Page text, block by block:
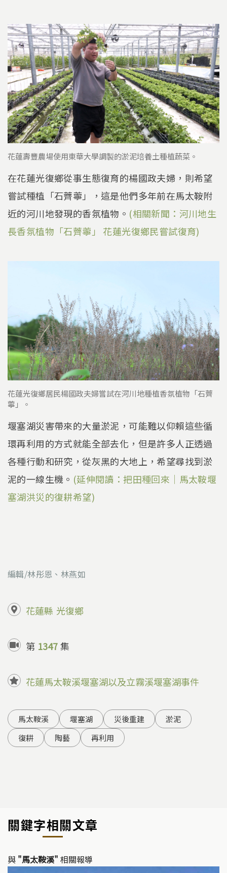
花蓮壽豐農場使用東華大學調製的淤泥培養土種植蔬菜。
在花蓮光復鄉從事生態復育的楊國政夫婦，則希望
嘗試種植「石薺薴」，這是他們多年前在馬太鞍附
近的河川地發現的香氛植物。 (相關新聞：河川地生
長香氛植物「石薺薴」 花蓮光復鄉民嘗試復育)
花蓮光復鄉居民楊國政夫婦嘗試在河川地種植香氛植物「石薺
薴」。
堰塞湖災害帶來的大量淤泥，可能難以仰賴這些循
環再利用的方式就能全部去化，但是許多人正透過
各種行動和研究，從灰黑的大地上，希望尋找到淤
泥的一線生機。 (延伸閱讀：把田種回來｜馬太鞍堰
塞湖洪災的復耕希望)
編輯/林彤恩、林燕如
花蓮縣 光復鄉
第 1347集
花蓮馬太鞍溪堰塞湖以及立霧溪堰塞湖事件
馬太鞍溪 堰塞湖 災後重建
淤泥
復耕
陶藝 再利用
關鍵字相關文章
與 "馬太鞍溪" 相關報導